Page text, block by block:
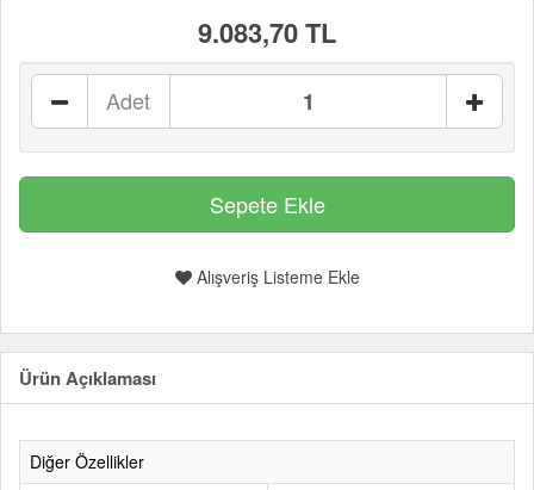
9.083,70 TL
Adet
Alışveriş Listeme Ekle
Ürün Açıklaması
Diğer Özellikler